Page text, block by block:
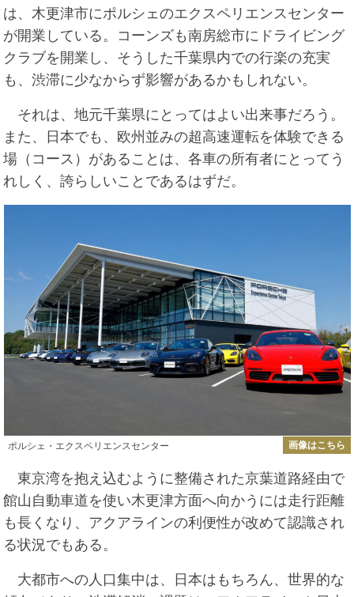
は、木更津市にポルシェのエクスペリエンスセンター
が開業している。コーンズも南房総市にドライビング
クラブを開業し、そうした千葉県内での行楽の充実
も、渋滞に少なからず影響があるかもしれない。
それは、地元千葉県にとってはよい出来事だろう。
また、日本でも、欧州並みの超高速運転を体験できる
場（コース）があることは、各車の所有者にとってう
れしく、誇らしいことであるはずだ。
ポルシェ・エクスペリエンスセンター 画像はこちら
東京湾を抱え込むように整備された京葉道路経由で
館山自動車道を使い木更津方面へ向かうには走行距離
も長くなり、アクアラインの利便性が改めて認識され
る状況でもある。
大都市への人口集中は、日本はもちろん、世界的な